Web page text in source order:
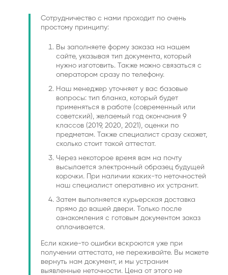
Сотрудничество с нами проходит по очень
простому принципу:
Вы заполняете форму заказа на нашем
сайте, указывая тип документа, который
нужно изготовить. Также можно связаться с
оператором сразу по телефону.
Наш менеджер уточняет у вас базовые
вопросы: тип бланка, который будет
применяться в работе (современный или
советский), желаемый год окончания 9
классов (2019, 2020, 2021), оценки по
предметам. Также специалист сразу скажет,
сколько стоит такой аттестат.
Через некоторое время вам на почту
высылается электронный образец будущей
корочки. При наличии каких-то неточностей
наш специалист оперативно их устранит.
Затем выполняется курьерская доставка
прямо до вашей двери. Только после
ознакомления с готовым документом заказ
оплачивается.
Если какие-то ошибки вскроются уже при
получении аттестата, не переживайте. Вы можете
вернуть нам документ, и мы устраним
выявленные неточности. Цена от этого не